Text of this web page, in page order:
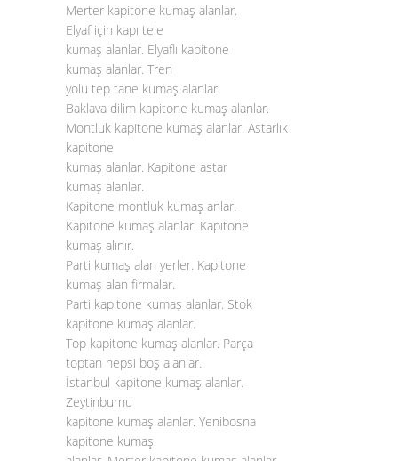
Merter kapitone kumaş alanlar.
Elyaf için kapı tele
kumaş alanlar. Elyaflı kapitone
kumaş alanlar. Tren
yolu tep tane kumaş alanlar.
Baklava dilim kapitone kumaş alanlar.
Montluk kapitone kumaş alanlar. Astarlık
kapitone
kumaş alanlar. Kapitone astar
kumaş alanlar.
Kapitone montluk kumaş anlar.
Kapitone kumaş alanlar. Kapitone
kumaş alınır.
Parti kumaş alan yerler. Kapitone
kumaş alan firmalar.
Parti kapitone kumaş alanlar. Stok
kapitone kumaş alanlar.
Top kapitone kumaş alanlar. Parça
toptan hepsi boş alanlar.
İstanbul kapitone kumaş alanlar.
Zeytinburnu
kapitone kumaş alanlar. Yenibosna
kapitone kumaş